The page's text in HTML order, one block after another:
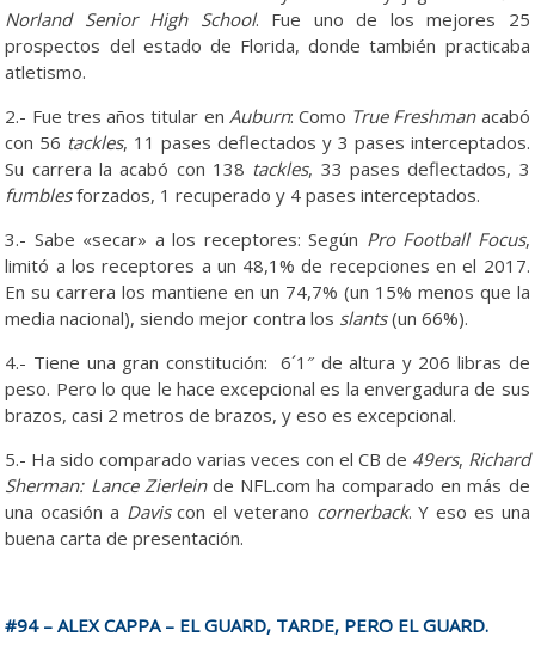
Norland Senior High School. Fue uno de los mejores 25
prospectos del estado de Florida, donde también practicaba
atletismo.
2.- Fue tres años titular en Auburn: Como True Freshmanacabó
con 56 tackles, 11 pases deflectados y 3 pases interceptados.
Su carrera la acabó con 138 tackles, 33 pases deflectados, 3
fumblesforzados, 1 recuperado y 4 pases interceptados.
3.- Sabe «secar» a los receptores: Según Pro Football Focus,
limitó a los receptores a un 48,1% de recepciones en el 2017.
En su carrera los mantiene en un 74,7% (un 15% menos que la
media nacional), siendo mejor contra los slants(un 66%).
4.- Tiene una gran constitución: 6´1″ de altura y 206 libras de
peso. Pero lo que le hace excepcional es la envergadura de sus
brazos, casi 2 metros de brazos, y eso es excepcional.
5.- Ha sido comparado varias veces con el CB de 49ers, Richard
Sherman: Lance Zierleinde NFL.com ha comparado en más de
una ocasión a Daviscon el veterano cornerback. Y eso es una
buena carta de presentación.
#94 – ALEX CAPPA – EL GUARD, TARDE, PERO EL GUARD.